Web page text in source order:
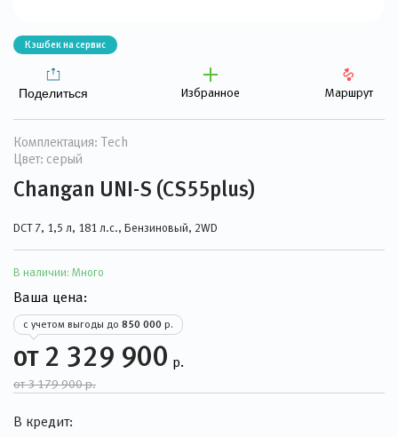
Кэшбек на сервис
Поделиться Избранное Маршрут
Комплектация: Tech
Цвет: серый
Changan UNI-S (CS55plus)
DCT 7, 1,5 л, 181 л.с., Бензиновый, 2WD
В наличии: Много
Ваша цена:
с учетом выгоды до 850 000 р.
от 2 329 900 р.
от 3 179 900 р.
В кредит: